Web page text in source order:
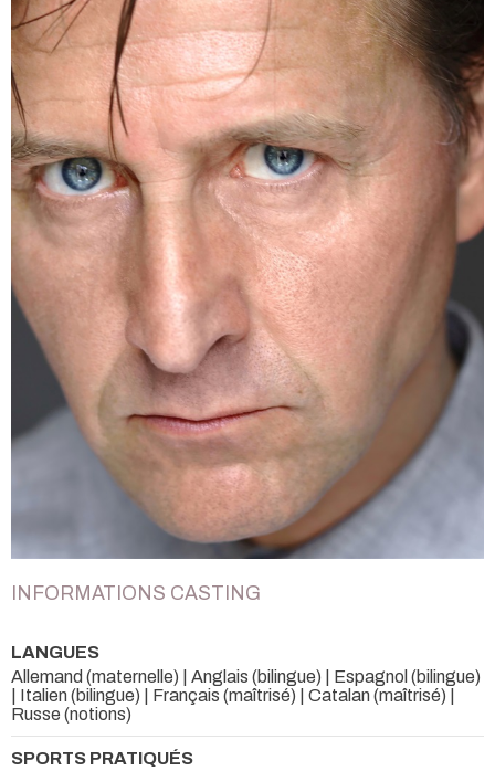
INFORMATIONS CASTING
LANGUES
Allemand (maternelle) | Anglais (bilingue) | Espagnol (bilingue)
| Italien (bilingue) | Français (maîtrisé) | Catalan (maîtrisé) |
Russe (notions)
SPORTS PRATIQUÉS